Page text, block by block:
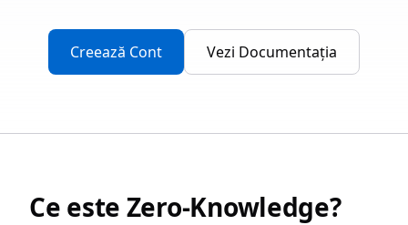
Creează Cont Vezi Documentația
Ce este Zero-Knowledge?